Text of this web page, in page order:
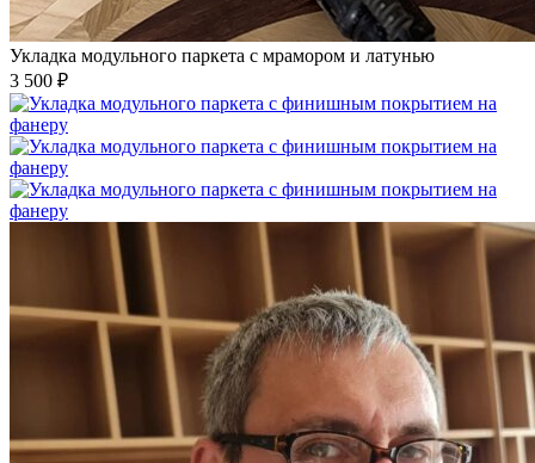
Укладка модульного паркета с мрамором и латунью
3 500 ₽
Укладка модульного паркета с финишным покрытием на
3 600 ₽